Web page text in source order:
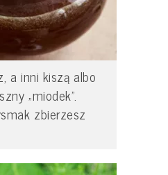
a inni kiszą albo
„miodek”.
zbierzesz